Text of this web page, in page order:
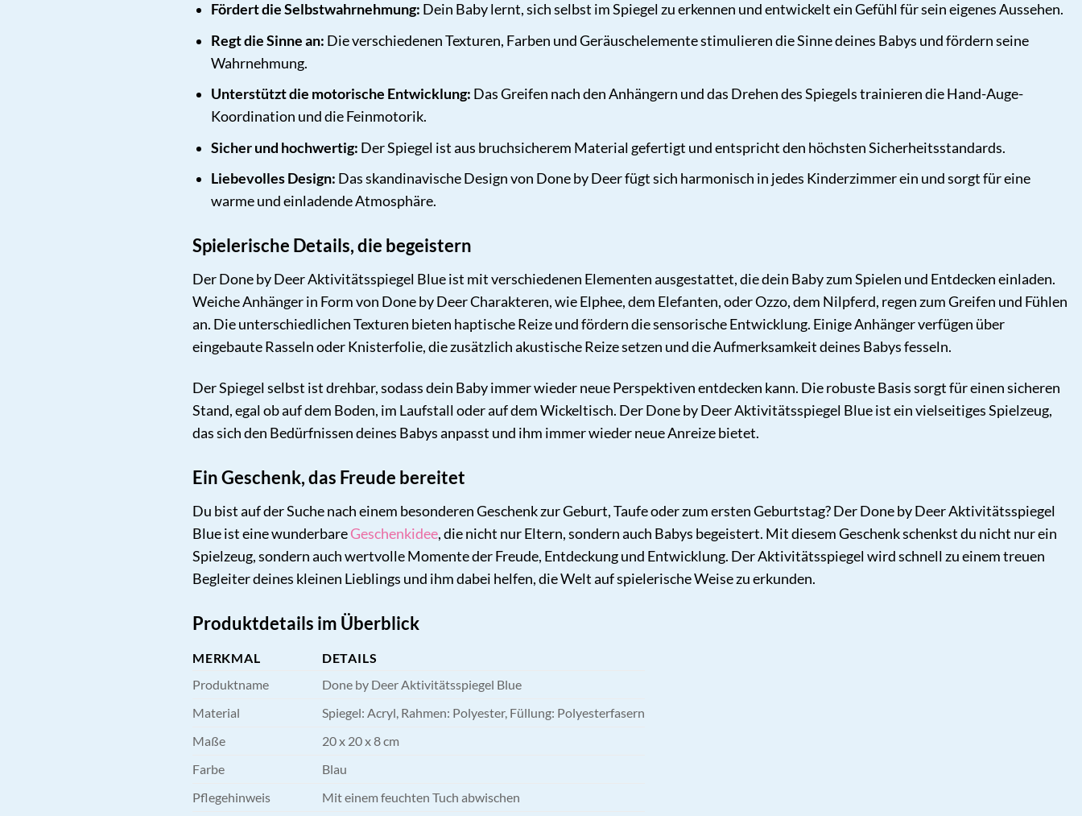
Fördert die Selbstwahrnehmung: Dein Baby lernt, sich selbst im Spiegel zu erkennen und entwickelt ein Gefühl für sein eigenes Aussehen.
Regt die Sinne an: Die verschiedenen Texturen, Farben und Geräuschelemente stimulieren die Sinne deines Babys und fördern seine
Wahrnehmung.
Unterstützt die motorische Entwicklung: Das Greifen nach den Anhängern und das Drehen des Spiegels trainieren die Hand-Auge-
Koordination und die Feinmotorik.
Sicher und hochwertig: Der Spiegel ist aus bruchsicherem Material gefertigt und entspricht den höchsten Sicherheitsstandards.
Liebevolles Design: Das skandinavische Design von Done by Deer fügt sich harmonisch in jedes Kinderzimmer ein und sorgt für eine
warme und einladende Atmosphäre.
Spielerische Details, die begeistern
Der Done by Deer Aktivitätsspiegel Blue ist mit verschiedenen Elementen ausgestattet, die dein Baby zum Spielen und Entdecken einladen.
Weiche Anhänger in Form von Done by Deer Charakteren, wie Elphee, dem Elefanten, oder Ozzo, dem Nilpferd, regen zum Greifen und Fühlen
an. Die unterschiedlichen Texturen bieten haptische Reize und fördern die sensorische Entwicklung. Einige Anhänger verfügen über
eingebaute Rasseln oder Knisterfolie, die zusätzlich akustische Reize setzen und die Aufmerksamkeit deines Babys fesseln.
Der Spiegel selbst ist drehbar, sodass dein Baby immer wieder neue Perspektiven entdecken kann. Die robuste Basis sorgt für einen sicheren
Stand, egal ob auf dem Boden, im Laufstall oder auf dem Wickeltisch. Der Done by Deer Aktivitätsspiegel Blue ist ein vielseitiges Spielzeug,
das sich den Bedürfnissen deines Babys anpasst und ihm immer wieder neue Anreize bietet.
Ein Geschenk, das Freude bereitet
Du bist auf der Suche nach einem besonderen Geschenk zur Geburt, Taufe oder zum ersten Geburtstag? Der Done by Deer Aktivitätsspiegel
Blue ist eine wunderbareGeschenkidee, die nicht nur Eltern, sondern auch Babys begeistert. Mit diesem Geschenk schenkst du nicht nur ein
Spielzeug, sondern auch wertvolle Momente der Freude, Entdeckung und Entwicklung. Der Aktivitätsspiegel wird schnell zu einem treuen
Begleiter deines kleinen Lieblings und ihm dabei helfen, die Welt auf spielerische Weise zu erkunden.
Produktdetails im Überblick
MERKMAL
DETAILS
Produktname
Done by Deer Aktivitätsspiegel Blue
Material
Spiegel: Acryl, Rahmen: Polyester, Füllung: Polyesterfasern
Maße
20 x 20 x 8 cm
Farbe
Blau
Pflegehinweis
Mit einem feuchten Tuch abwischen